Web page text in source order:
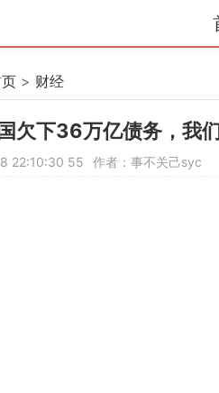
> 财经
欠下36万亿债务，我
22:10:30 55 作者：事不关己syc